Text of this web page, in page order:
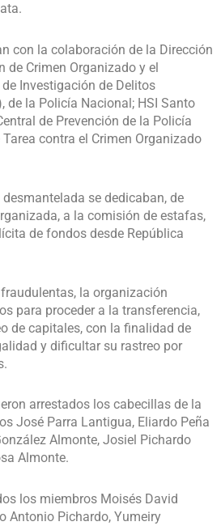
con la colaboración de la Dirección
de Crimen Organizado y el
Investigación de Delitos
de la Policía Nacional; HSI Santo
de Prevención de la Policía
contra el Crimen Organizado
se dedicaban, de
a la comisión de estafas,
de fondos desde República
la organización
para proceder a la transferencia,
de capitales, con la finalidad de
y dificultar su rastreo por
arrestados los cabecillas de la
José Parra Lantigua, Eliardo Peña
Almonte, Josiel Pichardo
Almonte.
los miembros Moisés David
Antonio Pichardo, Yumeiry